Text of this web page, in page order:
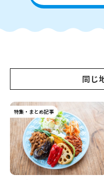
同じ
特集・まとめ記事